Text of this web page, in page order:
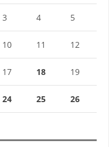
3 4 5
10 11 12
17 18 19
24 25 26